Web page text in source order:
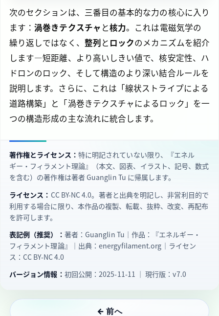
次のセクションは、三番目の基本的な力の核心に入り
ます：渦巻きテクスチャ と核力。これは電磁気学の
繰り返しではなく、 整列と ロックのメカニズムを紹介
します—短距離、より高いしきい値で、核安定性、ハ
ドロンのロック、そして構造のより深い結合ルールを
説明します。さらに、これは「線状ストライプによる
道路構築」と「渦巻きテクスチャによるロック」を一
つの構造形成の主な流れに統合します。
著作権とライセンス： 特に明記されていない限り、『エネル
ギー・フィラメント理論』（本文、図表、イラスト、記号、数式
を含む）の著作権は著者 Guanglin Tu に帰属します。
ライセンス： CC BY‑NC 4.0。著者と出典を明記し、非営利目的で
利用する場合に限り、本作品の複製、転載、抜粋、改変、再配布
を許可します。
表記例（推奨）： 著者：Guanglin Tu｜作品：『エネルギー・
フィラメント理論』｜出典：energyfilament.org｜ライセン
ス：CC BY‑NC 4.0
バージョン情報： 初回公開：2025-11-11 ｜ 現行版：v7.0
← 前へ